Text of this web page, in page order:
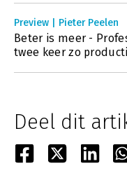
Preview | Pieter Peelen
Beter is meer -
twee keer zo
Deel dit